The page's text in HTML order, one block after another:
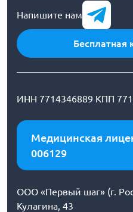
Напишите нам
Бесплатная
ИНН 7714346889 КПП
Медицинская
006129
ООО «Первый шаг» (г.
Кулагина, 43